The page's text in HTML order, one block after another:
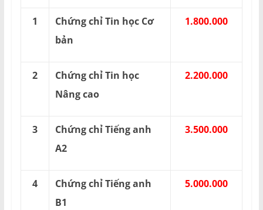
1
Chứng chỉ Tin học Cơ
bản
1.800.000
2
Chứng chỉ Tin học
Nâng cao
2.200.000
3
Chứng chỉ Tiếng anh
A2
3.500.000
4
Chứng chỉ Tiếng anh
B1
5.000.000